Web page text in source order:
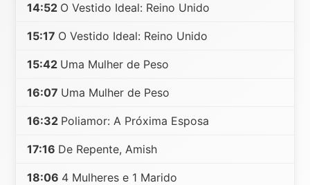
14:52 O Vestido Ideal: Reino Unido
15:17 O Vestido Ideal: Reino Unido
15:42 Uma Mulher de Peso
16:07 Uma Mulher de Peso
16:32 Poliamor: A Próxima Esposa
17:16 De Repente, Amish
18:06 4 Mulheres e 1 Marido